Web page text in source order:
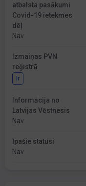
atbalsta pasākumi
Covid-19 ietekmes
dēļ
Nav
Izmaiņas PVN
reģistrā
Ir
Informācija no
Latvijas Vēstnesis
Nav
Īpašie statusi
Nav